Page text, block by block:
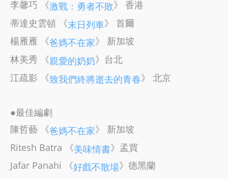
李馨巧 《激戰：勇者不敗》 香港
蒂達史雲頓 《末日列車》 首爾
楊雁雁 《爸媽不在家》 新加坡
林美秀 《親愛的奶奶》台北
江疏影 《致我們終將逝去的青春》 北京
●最佳編劇
陳哲藝 《爸媽不在家》 新加坡
Ritesh Batra 《美味情書》孟買
Jafar Panahi 《好戲不散場》德黑蘭